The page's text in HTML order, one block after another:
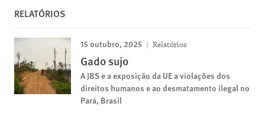
RELATÓRIOS
15 outubro, 2025 Relatórios
Gado sujo
A JBS e a exposição da UE a violações dos
direitos humanos e ao desmatamento ilegal no
Pará, Brasil